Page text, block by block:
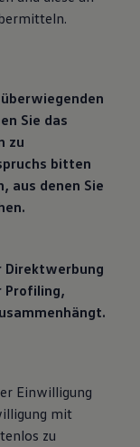
Sie das
zu
bitten
aus denen Sie
Direktwerbung
Profiling,
Einwilligung
mit
zu